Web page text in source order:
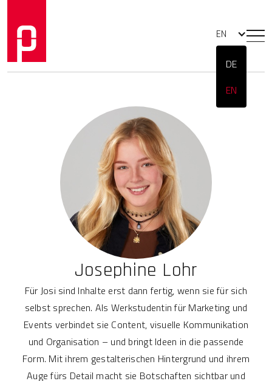
EN
DE
EN
Josephine Lohr
Für Josi sind Inhalte erst dann fertig, wenn sie für sich
selbst sprechen. Als Werkstudentin für Marketing und
Events verbindet sie Content, visuelle Kommunikation
und Organisation – und bringt Ideen in die passende
Form. Mit ihrem gestalterischen Hintergrund und ihrem
Auge fürs Detail macht sie Botschaften sichtbar und